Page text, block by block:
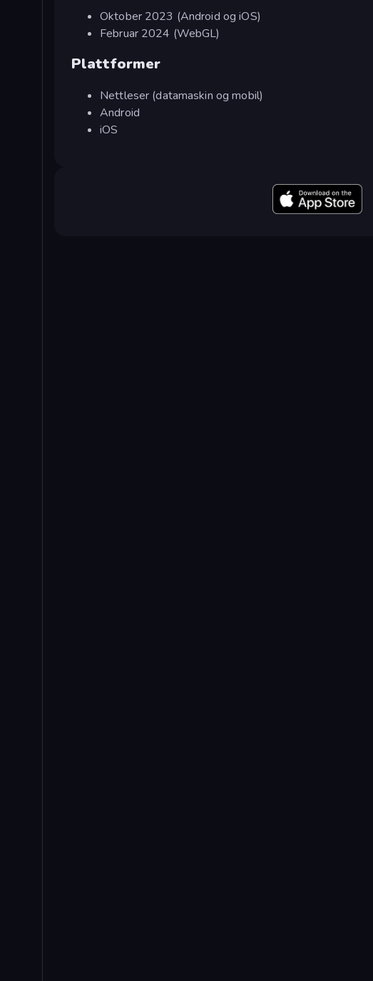
Oktober 2023 (Android og iOS)
Februar 2024 (WebGL)
Plattformer
Nettleser (datamaskin og mobil)
Android
iOS